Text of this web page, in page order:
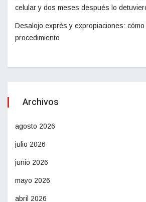
celular y dos meses después lo
Desalojo exprés y expropiaciones:
procedimiento
Archivos
agosto 2026
julio 2026
junio 2026
mayo 2026
abril 2026